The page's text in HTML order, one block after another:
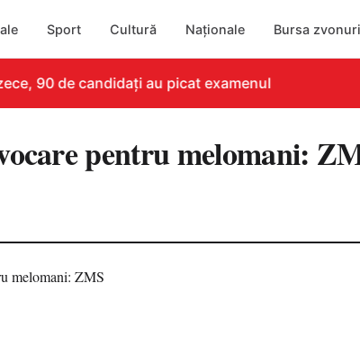
Sport Cultură Naționale Bursa
90 de candidați au picat examenul
pentru melomani: